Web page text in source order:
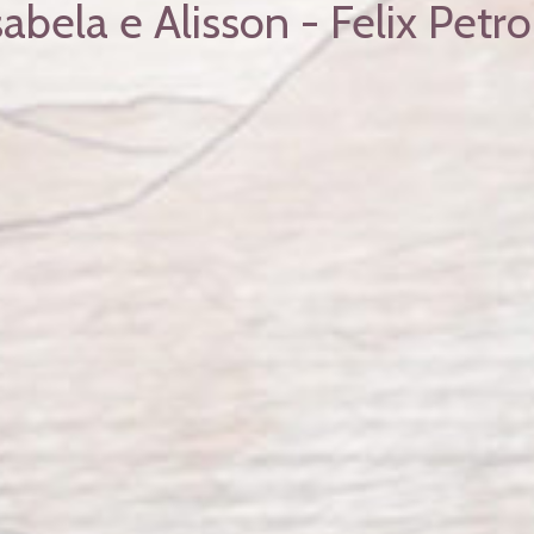
e Alisson - Felix